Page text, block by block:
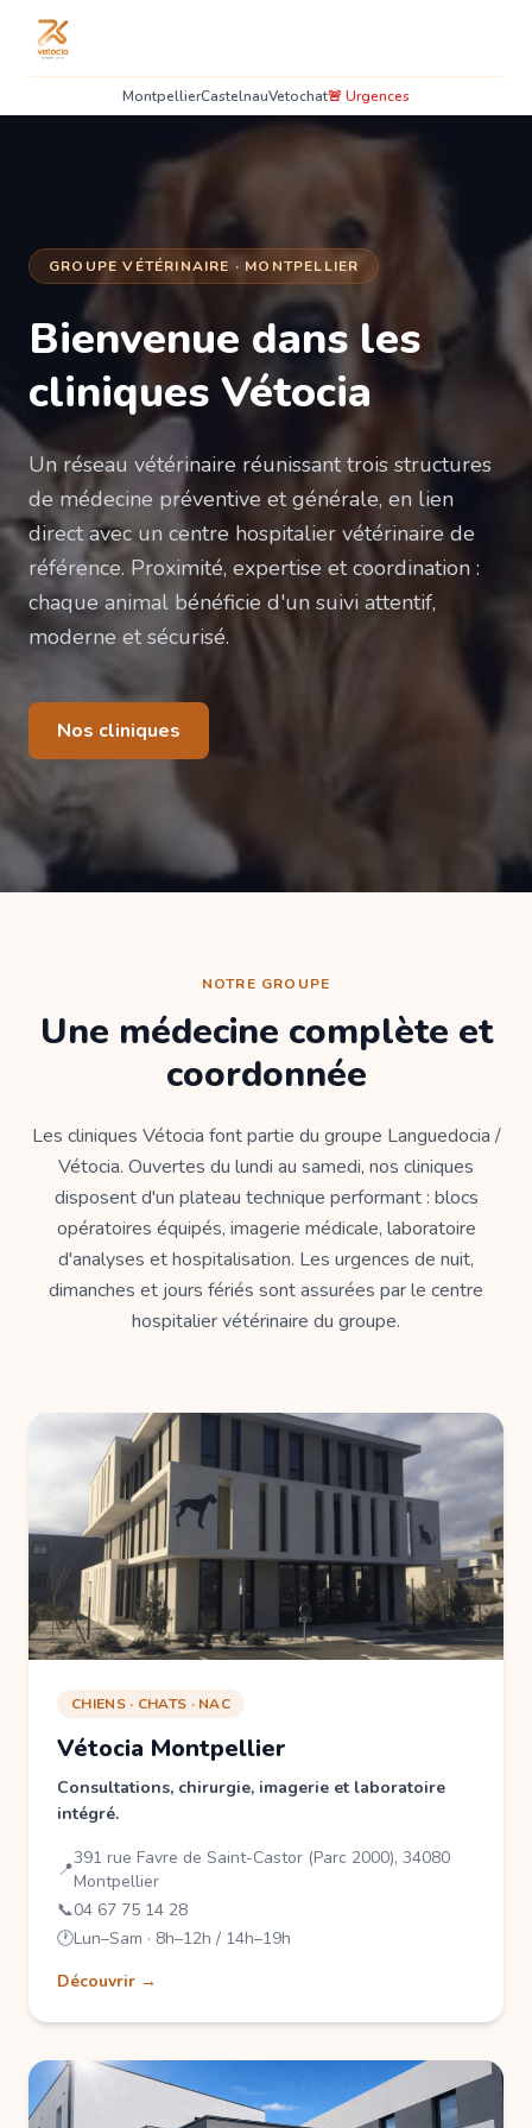
MontpellierCastelnauVetochat🚨 Urgences
GROUPE VÉTÉRINAIRE · MONTPELLIER
Bienvenue dans les
cliniques Vétocia
Un réseau vétérinaire réunissant trois structures
de médecine préventive et générale, en lien
direct avec un centre hospitalier vétérinaire de
référence. Proximité, expertise et coordination :
chaque animal bénéficie d'un suivi attentif,
moderne et sécurisé.
Nos cliniques
NOTRE GROUPE
Une médecine complète et
coordonnée
Les cliniques Vétocia font partie du groupe Languedocia /
Vétocia. Ouvertes du lundi au samedi, nos cliniques
disposent d'un plateau technique performant : blocs
opératoires équipés, imagerie médicale, laboratoire
d'analyses et hospitalisation. Les urgences de nuit,
dimanches et jours fériés sont assurées par le centre
hospitalier vétérinaire du groupe.
CHIENS · CHATS · NAC
Vétocia Montpellier
Consultations, chirurgie, imagerie et laboratoire
intégré.
📍
391 rue Favre de Saint-Castor (Parc 2000), 34080
Montpellier
📞04 67 75 14 28
🕐Lun–Sam · 8h–12h / 14h–19h
Découvrir →